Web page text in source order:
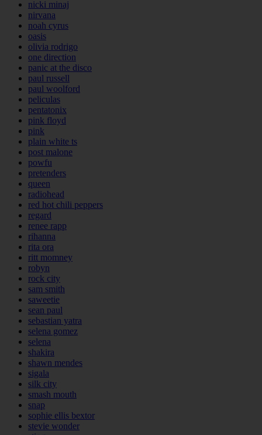
nicki minaj
nirvana
noah cyrus
oasis
olivia rodrigo
one direction
panic at the disco
paul russell
paul woolford
peliculas
pentatonix
pink floyd
pink
plain white ts
post malone
powfu
pretenders
queen
radiohead
red hot chili peppers
regard
renee rapp
rihanna
rita ora
ritt momney
robyn
rock city
sam smith
saweetie
sean paul
sebastian yatra
selena gomez
selena
shakira
shawn mendes
sigala
silk city
smash mouth
snap
sophie ellis bextor
stevie wonder